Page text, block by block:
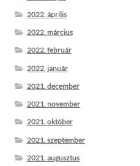
2022. április
2022. március
2022. február
2022. január
2021. december
2021. november
2021. október
2021. szeptember
2021. augusztus